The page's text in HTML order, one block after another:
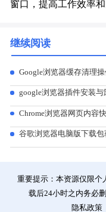
窗口，提高工作效率和
继续阅读
Google浏览器缓存清理
google浏览器插件安装
Chrome浏览器网页内容
谷歌浏览器电脑版下载
重要提示：本资源仅限个
载后24小时之内务必
隐私政策